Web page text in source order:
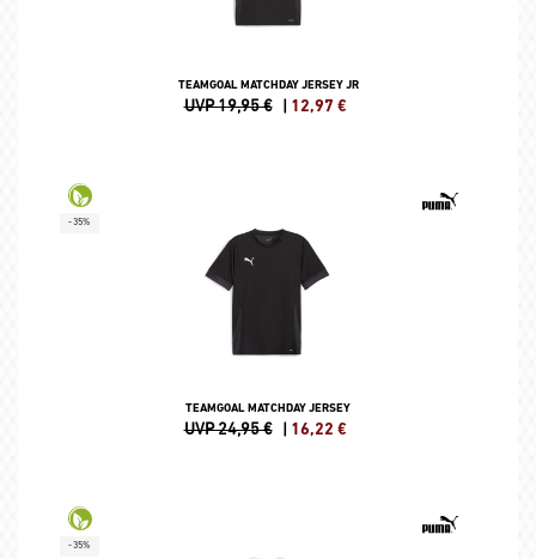
TEAMGOAL MATCHDAY JERSEY JR
UVP 19,95 € | 12,97 €
-35%
TEAMGOAL MATCHDAY JERSEY
UVP 24,95 € | 16,22 €
-35%